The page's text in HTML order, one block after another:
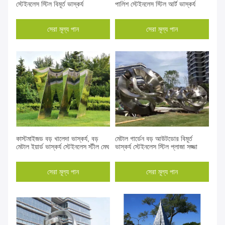
স্টেইনলেস স্টিল বিমূর্ত ভাস্কর্য
সেরা মূল্য পান
পালিশ স্টেইনলেস স্টিল আর্ট ভাস্কর্য
সেরা মূল্য পান
কাস্টমাইজড বড় খালেদা ভাস্কর্য, বড়
মেটাল ইয়ার্ড ভাস্কর্য স্টেইনলেস স্টীল মেঘ
সেরা মূল্য পান
মেটাল গার্ডেন বড় আউটডোর বিমূর্ত
ভাস্কর্য স্টেইনলেস স্টিল প্লাজা সজ্জা
সেরা মূল্য পান